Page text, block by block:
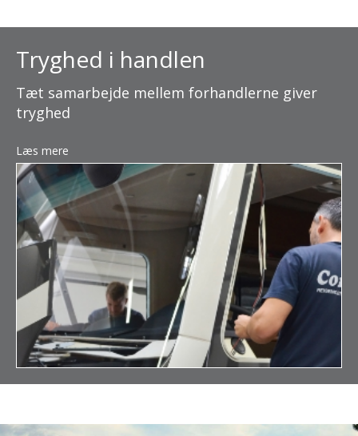
Tryghed i handlen
Tæt samarbejde mellem forhandlerne giver
tryghed
Læs mere